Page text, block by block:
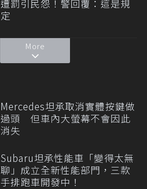
遭罰引民怨！警回覆：這是規
定
More
Mercedes坦承取消實體按鍵做
過頭 但車內大螢幕不會因此
消失
Subaru坦承性能車「變得太無
聊」成立全新性能部門，三款
手排跑車開發中！